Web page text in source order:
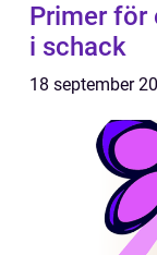
Primer för
i schack
18 september